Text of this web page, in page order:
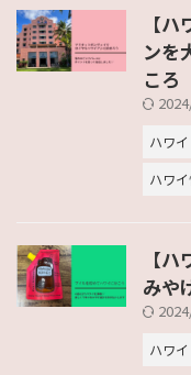
【
ンを
ころ
ハワイ
ハワ
【
みや
ハワイ